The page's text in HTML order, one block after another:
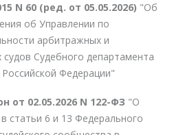
N 60 (ред. от 05.05.2026) "Об
об Управлении по
арбитражных и
судов Судебного департамента
Федерации"
от 02.05.2026 N 122-ФЗ "О
статьи 6 и 13 Федерального